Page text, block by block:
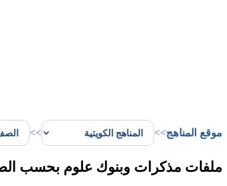
موقع المناهج>>
>>
ملفات مذكرات وبنوك علوم بحسب